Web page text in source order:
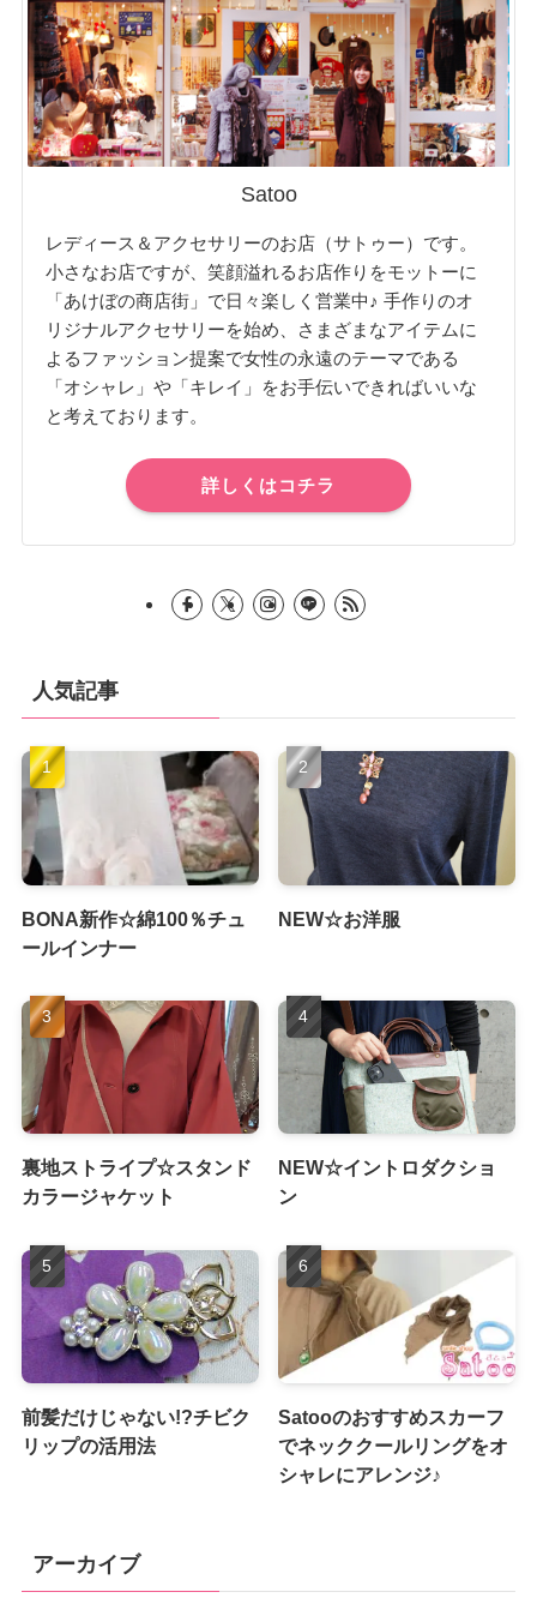
Satoo
レディース＆アクセサリーのお店（サトゥー）です。
小さなお店ですが、笑顔溢れるお店作りをモットーに
「あけぼの商店街」で日々楽しく営業中♪ 手作りのオ
リジナルアクセサリーを始め、さまざまなアイテムに
よるファッション提案で女性の永遠のテーマである
「オシャレ」や「キレイ」をお手伝いできればいいな
と考えております。
詳しくはコチラ
人気記事
BONA新作☆綿100％チュ
ールインナー
NEW☆お洋服
裏地ストライプ☆スタンド
カラージャケット
NEW☆イントロダクショ
ン
前髪だけじゃない!?チビク
リップの活用法
Satooのおすすめスカーフ
でネッククールリングをオ
シャレにアレンジ♪
アーカイブ